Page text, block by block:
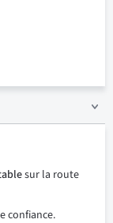
sur la route
confiance.